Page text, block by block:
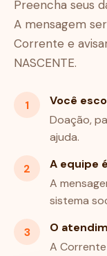
Preencha seus
A mensagem
Corrente e
NASCENTE.
1
Você
Doação,
ajuda.
2
A equipe
A
sistema
3
O
A